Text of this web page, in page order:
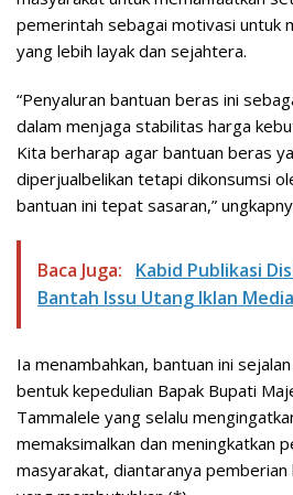
pemerintah sebagai motivasi untuk
yang lebih layak dan sejahtera.
“Penyaluran bantuan beras ini
dalam menjaga stabilitas harga
Kita berharap agar bantuan beras
diperjualbelikan tetapi dikonsumsi
bantuan ini tepat sasaran,”
Baca Juga:
Kabid Publikasi
Bantah Issu Utang Iklan Media
Ia menambahkan, bantuan ini
bentuk kepedulian Bapak Bupati
Tammalele yang selalu
memaksimalkan dan meningkatkan
masyarakat, diantaranya